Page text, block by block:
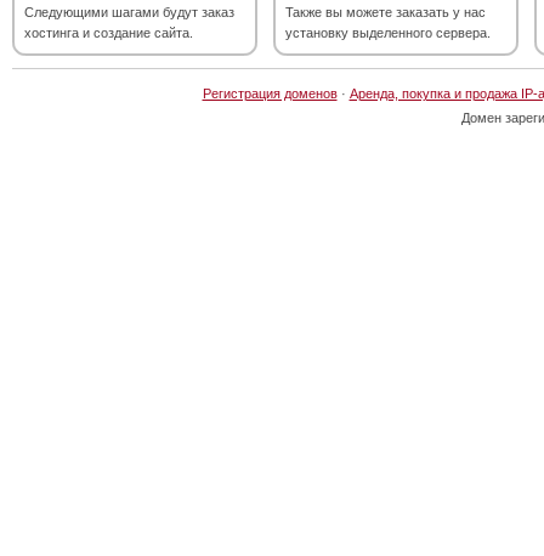
Следующими шагами будут заказ
хостинга и создание сайта.
Также вы можете заказать у нас
установку выделенного сервера.
Регистрация доменов· Аренда, покупка и продажа IP-
Домен